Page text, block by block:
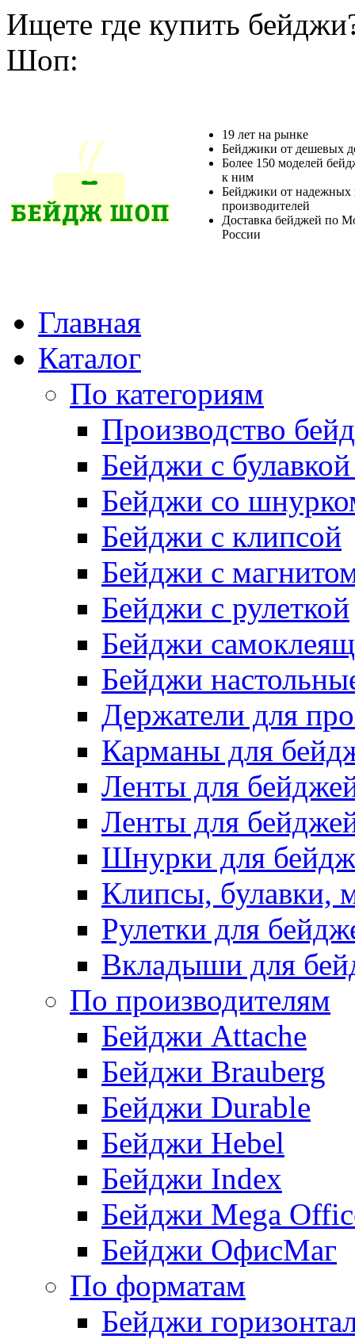
Ищете где купить
Шоп:
19 лет на рынке
Бейджики от дешевых
Более 150 моделей
к ним
Бейджики от надежных
производителей
Доставка бейджей по
России
Главная
Каталог
По категориям
Производство
Бейджи с
Бейджи со
Бейджи с клипсой
Бейджи с
Бейджи с рулеткой
Бейджи
Бейджи
Держатели для
Карманы для
Ленты для
Ленты для
Шнурки для
Клипсы, булавки,
Рулетки для
Вкладыши для
По производителям
Бейджи Attache
Бейджи Brauberg
Бейджи Durable
Бейджи Hebel
Бейджи Index
Бейджи Mega
Бейджи ОфисМаг
По форматам
Бейджи